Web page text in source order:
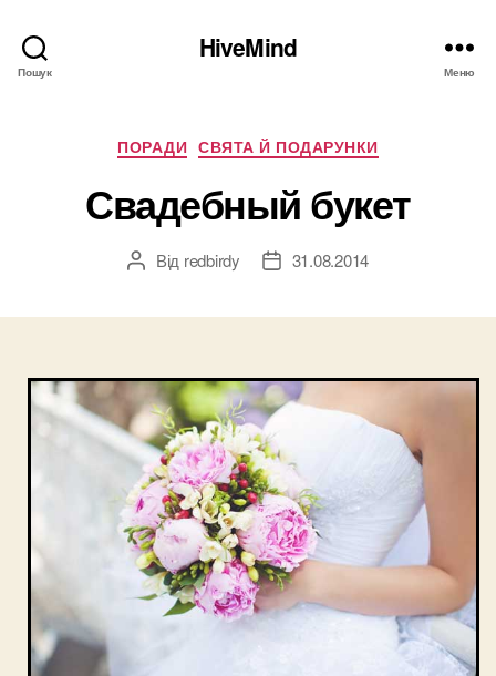
Пошук
HiveMind
Меню
Категорії
ПОРАДИ СВЯТА Й ПОДАРУНКИ
Свадебный букет
Автор
Від redbirdy
Дата31.08.2014